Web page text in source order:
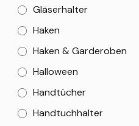
Gläserhalter
Haken
Haken & Garderoben
Halloween
Handtücher
Handtuchhalter